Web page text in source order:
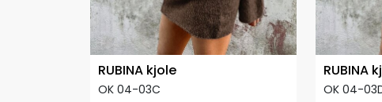
RUBINA kjole
OK 04-03C
RUBINA
OK 04-